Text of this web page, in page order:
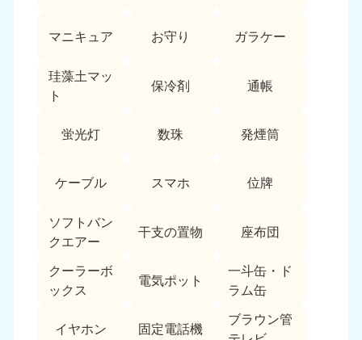
マニキュア お守り ガラケー
珪藻土マッ
ト
保冷剤 通帳
蛍光灯 数珠 発煙筒
ケーブル スマホ 位牌
ソフトバン
クエアー
干支の置物 座布団
クーラーボ
ックス
電気ポット
一斗缶・ド
ラム缶
イヤホン 固定電話機
ブラウン管
9:00〜19:00 年中無休 9:00〜19:00 年中無休
9:00〜19:00 年中無休 9:00〜19:00 年中無休
長崎県
050-1880-9891
鹿児島県
050-1880-9889
大分県
050-1880-9893
9:00〜19:00 年中無休
050-1880-9890
9:00〜19:00 年中無休
沖縄県